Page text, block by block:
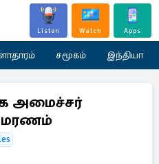
Listen Watch Apps
சமூகம் இந்தியா
அமைச்சர்
மரணம்